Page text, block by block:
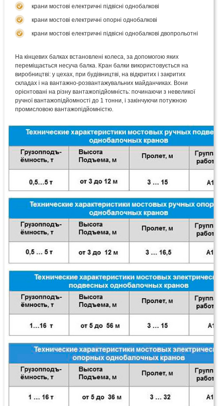
крани мостові електричні підвісні однобалкові
крани мостові електричні опорні однобалкові
крани мостові електричні підвісні однобалкові двопрольотні
На кінцевих балках встановлені колеса, за допомогою яких
переміщається несуча балка. Кран балки використовується на
виробництві: у цехах, при будівництві, на відкритих і закритих
складах і на вантажно-розвантажувальних майданчиках. Вони
орієнтовані на різну вантажопідйомність: починаючи з невеликої
ручної вантажопідйомності до 1 тонни, і закінчуючи потужною
промисловою вантажопідйомністю.